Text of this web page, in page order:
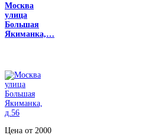
Москва
улица
Большая
Якиманка,…
Цена от 2000